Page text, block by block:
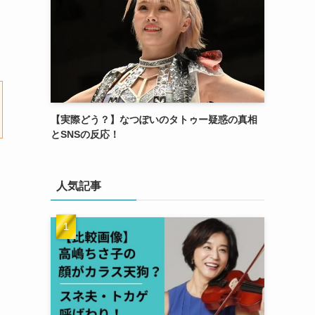
【実際どう？】なつぽいのタトゥー疑惑の真相
とSNSの反応！
人気記事